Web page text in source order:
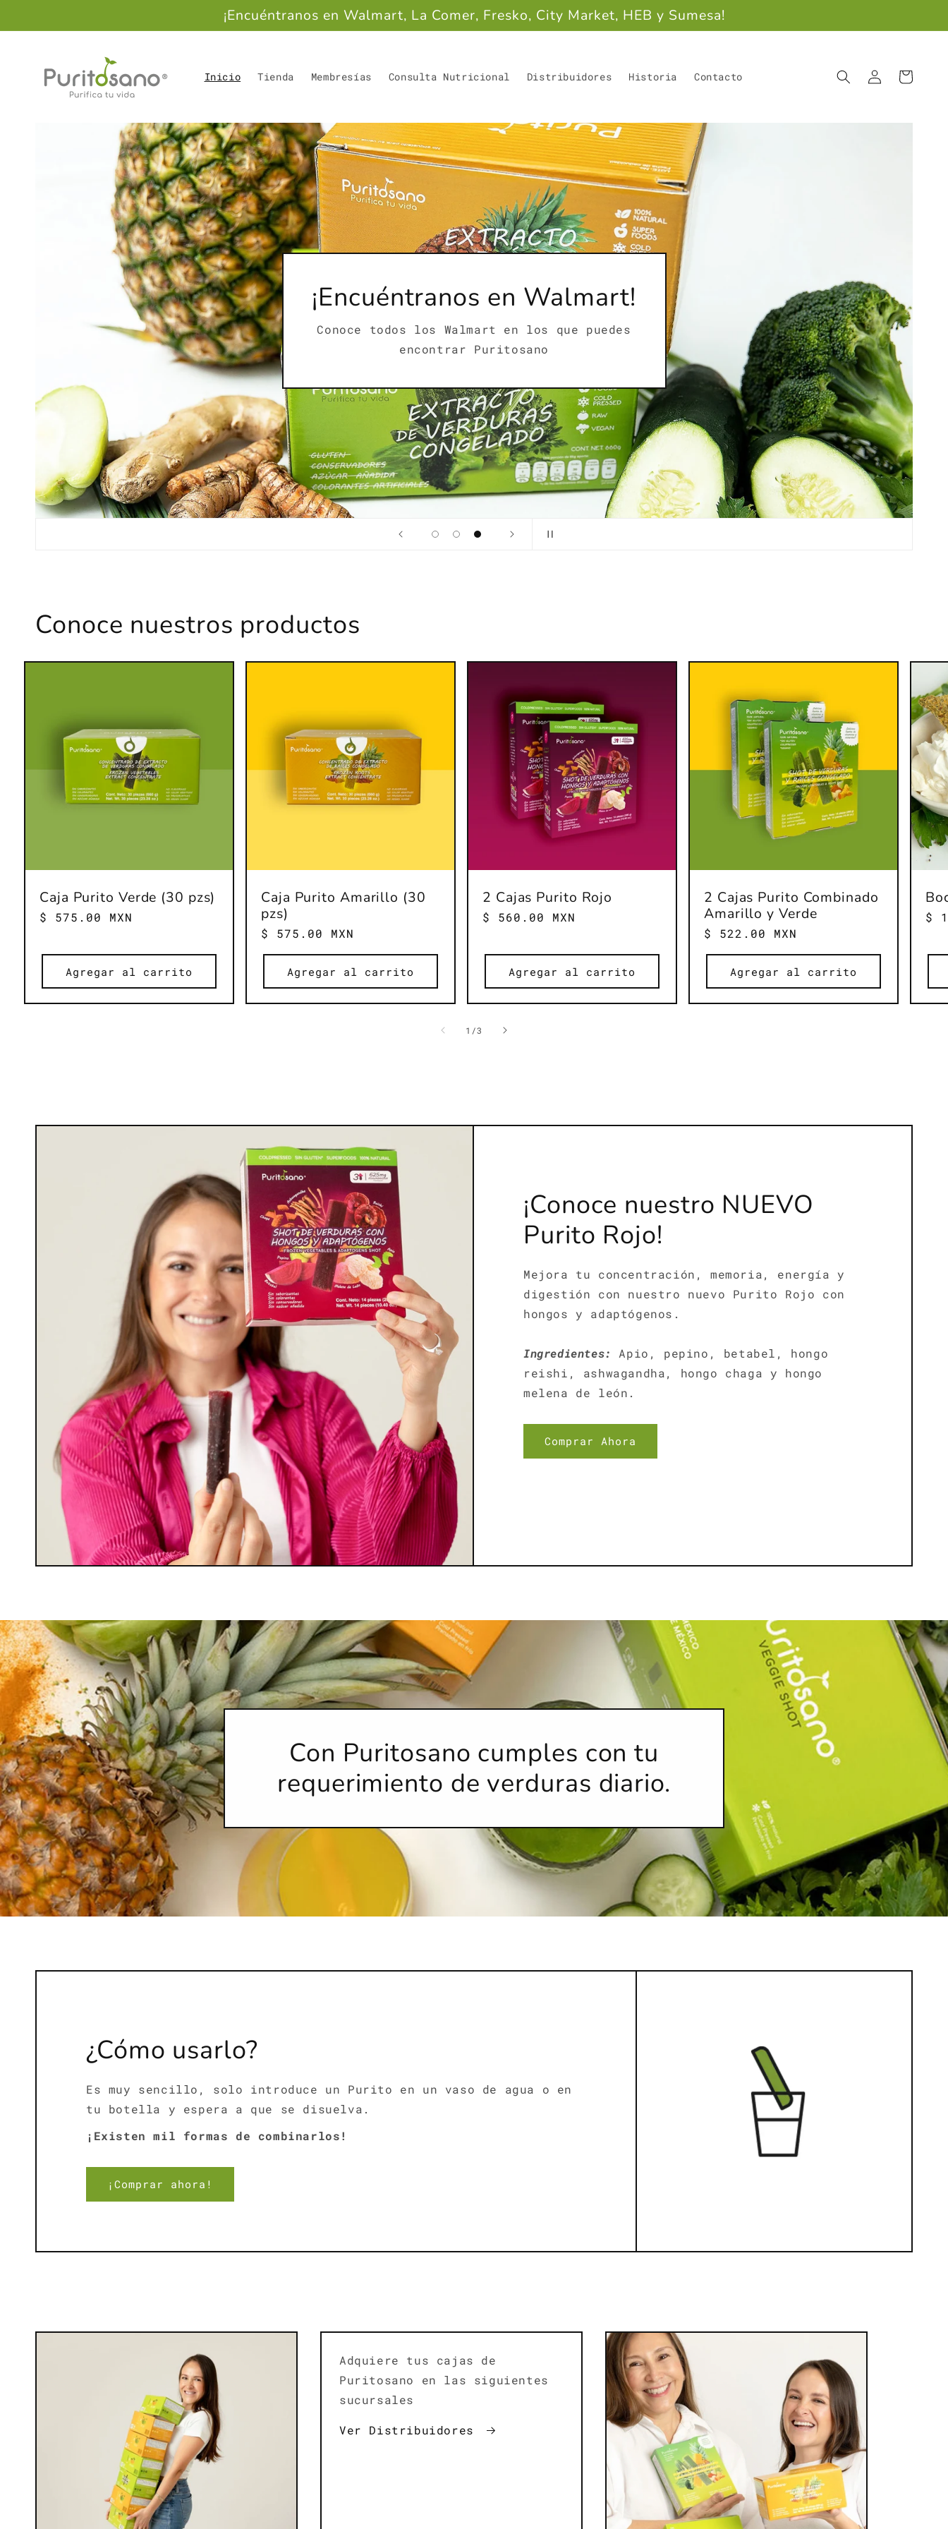
al contenido
¡Encuéntranos en Walmart, La Comer, Fresko, City Market, HEB y Sumesa!
Inicio Tienda Membresías Consulta Nutricional Distribuidores Historia Contacto
Iniciar
sesión
Carrito
¡Nuevo Purito Rojo!
Shot de verduras con hongos y adaptógenos
memoria, energía y digestión.
Conoce nuestros productos
Caja Purito Verde (30 pzs)
Precio
$ 575.00 MXN
Agregar al carrito
Caja Purito Amarillo (30
pzs)
Precio
$ 575.00 MXN
Agregar al carrito
2 Cajas Purito Rojo
Precio
$ 560.00 MXN
Agregar al carrito
2 Cajas Purito Combinado
Amarillo y Verde
Precio
$ 522.00 MXN
Agregar al carrito
$
1 /de
3
¡Conoce nuestro NUEVO
Purito Rojo!
Mejora tu concentración, memoria, energía y
digestión con nuestro nuevo Purito Rojo con
hongos y adaptógenos.
Ingredientes:
Apio, pepino, betabel, hongo
reishi, ashwagandha, hongo chaga y hongo
melena de león.
Comprar Ahora
Con Puritosano cumples con tu
requerimiento de verduras diario.
¿Cómo usarlo?
Es muy sencillo, solo introduce un Purito en un vaso de agua o en
tu botella y espera a que se disuelva.
¡Existen mil formas de combinarlos!
¡Comprar ahora!
Adquiere tus cajas de
Puritosano en las siguientes
sucursales
Ver Distribuidores